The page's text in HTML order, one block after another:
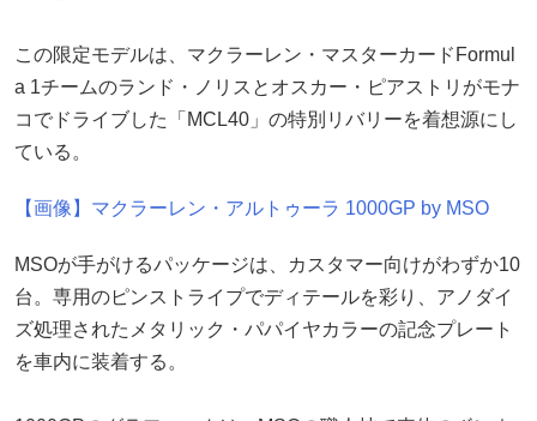
この限定モデルは、マクラーレン・マスターカードFormul
a 1チームのランド・ノリスとオスカー・ピアストリがモナ
コでドライブした「MCL40」の特別リバリーを着想源にし
ている。
【画像】マクラーレン・アルトゥーラ 1000GP by MSO
MSOが手がけるパッケージは、カスタマー向けがわずか10
台。専用のピンストライプでディテールを彩り、アノダイ
ズ処理されたメタリック・パパイヤカラーの記念プレート
を車内に装着する。